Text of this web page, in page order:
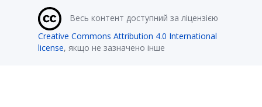
Весь контент доступний за ліцензією
Creative Commons Attribution 4.0 International
license, якщо не зазначено інше